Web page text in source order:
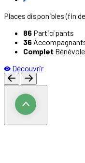
Places disponibles(fin
86 Participants
36
Complet
Découvrir